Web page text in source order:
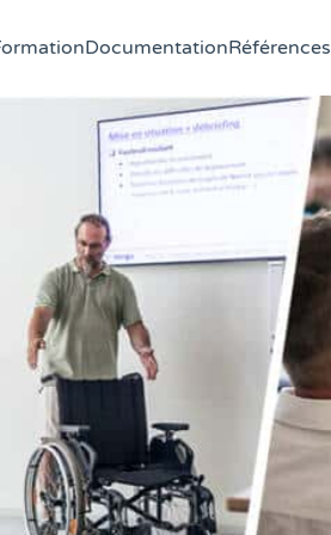
DocumentationRéférences